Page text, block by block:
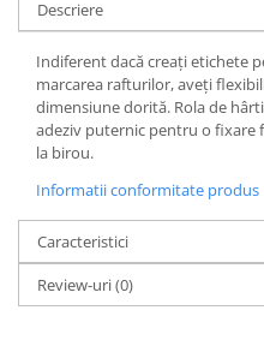
Descriere
Indiferent dacă creați etichete
marcarea rafturilor, aveți
dimensiune dorită. Rola de
adeziv puternic pentru o fixare
la birou.
Informatii conformitate produs
Caracteristici
Review-uri(0)